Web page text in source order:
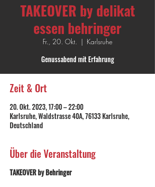
TAKEOVER by delikat
essen behringer
Fr., 20. Okt.
  |
Karlsruhe
Genussabend mit Erfahrung
Zeit & Ort
20. Okt. 2023, 17:00 – 22:00
Karlsruhe, Waldstrasse 40A, 76133 Karlsruhe,
Deutschland
Über die Veranstaltung
TAKEOVER by Behringer